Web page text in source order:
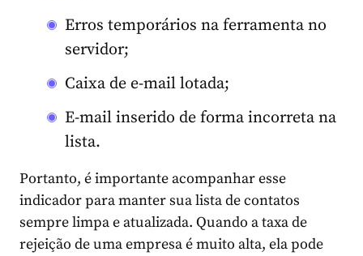
Erros temporários na ferramenta no
servidor;
Caixa de e-mail lotada;
E-mail inserido de forma incorreta na
lista.
Portanto, é importante acompanhar esse
indicador para manter sua lista de contatos
sempre limpa e atualizada. Quando a taxa de
rejeição de uma empresa é muito alta, ela pode